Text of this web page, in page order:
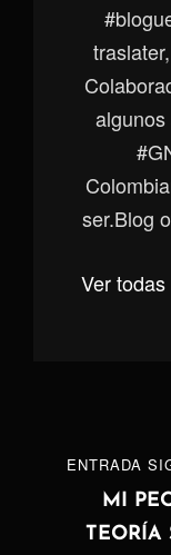
ser.Blog
Ver
entradas
ENTRADA
SIGUIENTE
ENTRADA
MI
TEORÍA